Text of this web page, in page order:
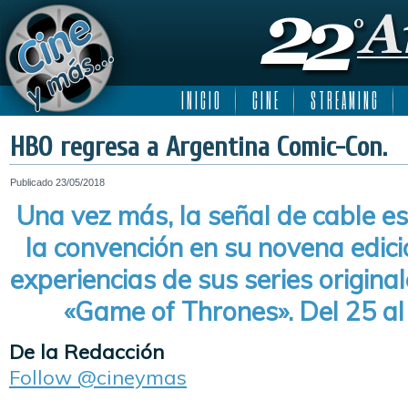
I N I C I O C I N E S T R E A M I N G
HBO regresa a Argentina Comic-Con.
Publicado 23/05/2018
Una vez más, la señal de cable
la convención en su novena
experiencias de sus series
«Game of Thrones». Del 25
De la Redacción
Follow @cineymas